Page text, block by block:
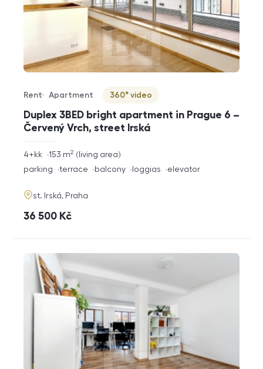
Duplex 3BED bright apartment in Prague 6 –
Červený Vrch, street Irská
Offer type
Rent
Property type
Apartment
Virtuální prohlídka
360° video
rozměry
4+kk living area
153 m2
funkce
parking terrace balcony loggias elevator
adresa
st. Irská, Praha
cena
36 500 Kč